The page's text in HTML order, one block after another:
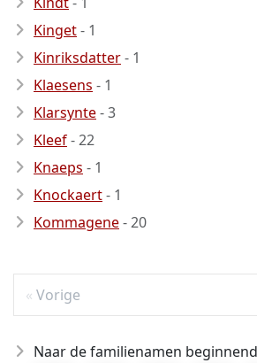
Kinget- 1
Kinriksdatter- 1
Klaesens - 1
Klarsynte- 3
Kleef- 22
Knaeps - 1
Knockaert- 1
Kommagene- 20
Vorige
Naar de familienamen